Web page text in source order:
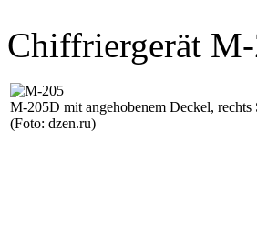
Chiffriergerät
M-205D mit angehobenem Deckel, rechts
(Foto: dzen.ru)